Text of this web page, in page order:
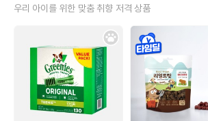
우리 아이를 위한 맞춤 취향 저격 상품